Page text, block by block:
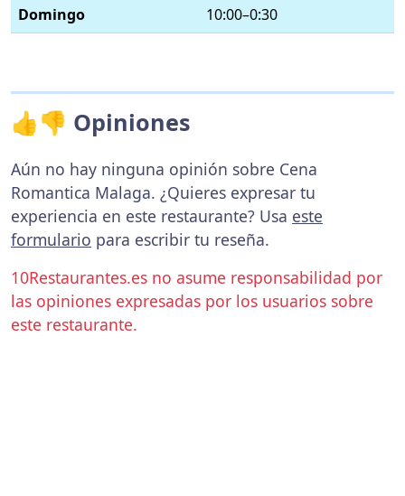
Domingo
10:00–0:30
👍👎 Opiniones
Aún no hay ninguna opinión sobre Cena
Romantica Malaga. ¿Quieres expresar tu
experiencia en este restaurante? Usa este
formulario para escribir tu reseña.
10Restaurantes.es no asume responsabilidad por
las opiniones expresadas por los usuarios sobre
este restaurante.